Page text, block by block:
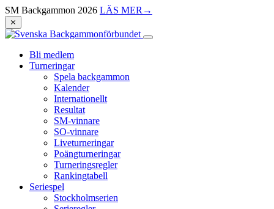
SM Backgammon 2026 LÄS MER →
⨯
Bli medlem
Turneringar
Spela backgammon
Kalender
Internationellt
Resultat
SM-vinnare
SO-vinnare
Liveturneringar
Poängturneringar
Turneringsregler
Rankingtabell
Seriespel
Stockholmserien